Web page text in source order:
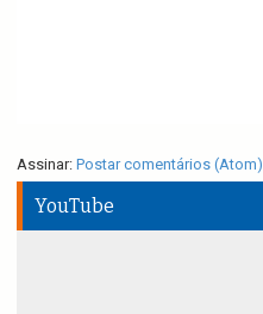
Assinar: Postar comentários (Atom)
YouTube